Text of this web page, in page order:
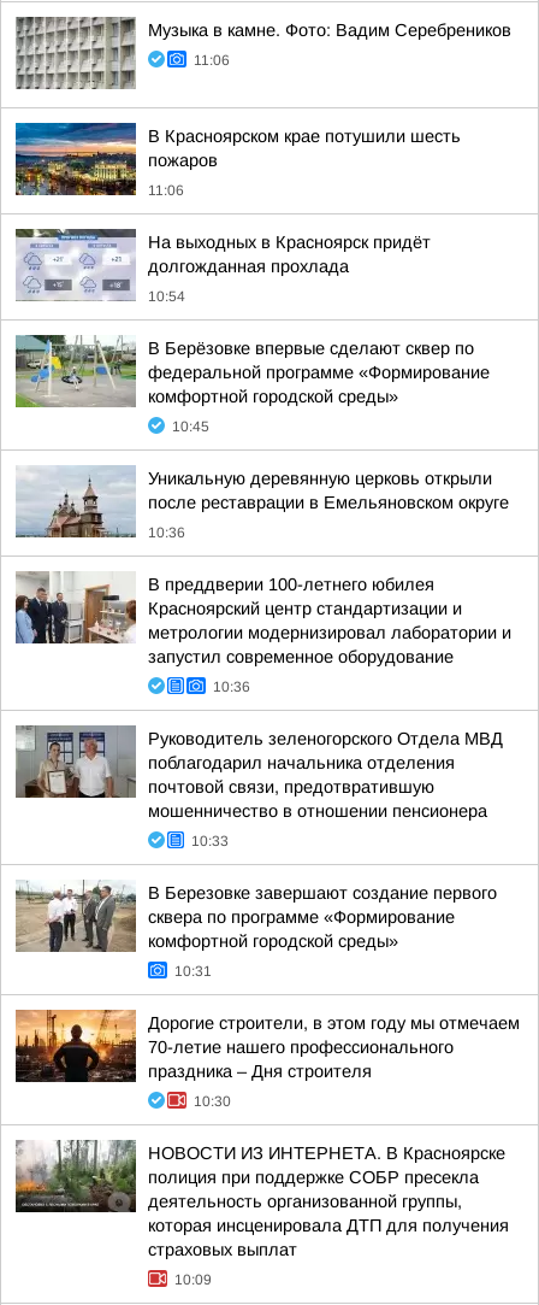
Музыка в камне. Фото: Вадим Серебреников
11:06
В Красноярском крае потушили шесть
пожаров
11:06
На выходных в Красноярск придёт
долгожданная прохлада
10:54
В Берёзовке впервые сделают сквер по
федеральной программе «Формирование
комфортной городской среды»
10:45
Уникальную деревянную церковь открыли
после реставрации в Емельяновском округе
10:36
В преддверии 100-летнего юбилея
Красноярский центр стандартизации и
метрологии модернизировал лаборатории и
запустил современное оборудование
10:36
Руководитель зеленогорского Отдела МВД
поблагодарил начальника отделения
почтовой связи, предотвратившую
мошенничество в отношении пенсионера
10:33
В Березовке завершают создание первого
сквера по программе «Формирование
комфортной городской среды»
10:31
Дорогие строители, в этом году мы отмечаем
70-летие нашего профессионального
праздника – Дня строителя
10:30
НОВОСТИ ИЗ ИНТЕРНЕТА. В Красноярске
полиция при поддержке СОБР пресекла
деятельность организованной группы,
которая инсценировала ДТП для получения
страховых выплат
10:09